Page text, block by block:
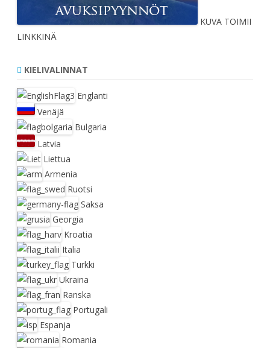
KUVA TOIMII
LINKKINÄ
KIELIVALINNAT
Englanti
Venäjä
Bulgaria
Latvia
Liettua
Armenia
Ruotsi
Saksa
Georgia
Kroatia
Italia
Turkki
Ukraina
Ranska
Portugali
Espanja
Romania